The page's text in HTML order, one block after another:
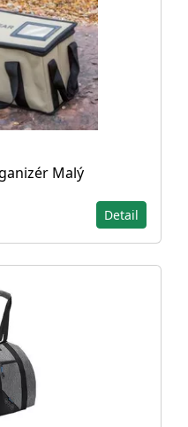
Malý
Detail